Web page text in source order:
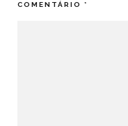
COMENTÁRIO *